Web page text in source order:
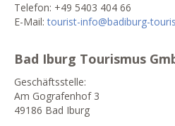
Telefon: +49 5403 404 66
E-Mail:tourist-info@badiburg-
Bad Iburg Tourismus
Geschäftsstelle:
Am Gografenhof 3
49186 Bad Iburg